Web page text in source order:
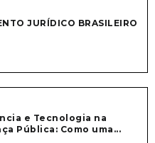
JURÍDICO BRASILEIRO
e Tecnologia na
Pública: Como uma...